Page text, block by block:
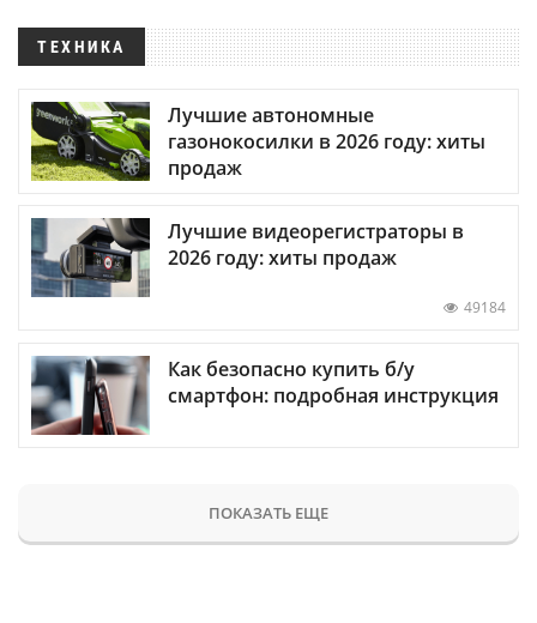
ТЕХНИКА
Лучшие автономные
газонокосилки в 2026 году: хиты
продаж
Лучшие видеорегистраторы в
2026 году: хиты продаж
49184
Как безопасно купить б/у
смартфон: подробная инструкция
ПОКАЗАТЬ ЕЩЕ